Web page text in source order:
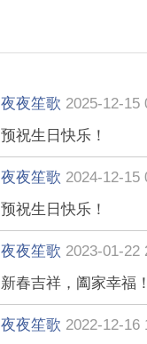
夜夜笙歌 2025-12-15
预祝生日快乐！
夜夜笙歌 2024-12-15
预祝生日快乐！
夜夜笙歌 2023-01-22
新春吉祥，阖家幸福
夜夜笙歌 2022-12-16